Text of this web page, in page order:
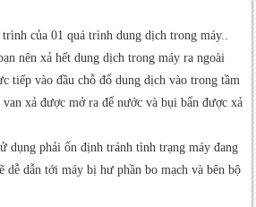
của 01 quá trình dung dịch trong máy..
nên xả hết dung dịch trong máy ra ngoài
tiếp vào đầu chỗ đổ dung dịch vào trong tầm
xả được mở ra để nước và bụi bẩn được xả
dụng phải ổn định tránh tình trạng máy đang
dễ dẫn tới máy bị hư phần bo mạch và bên bộ